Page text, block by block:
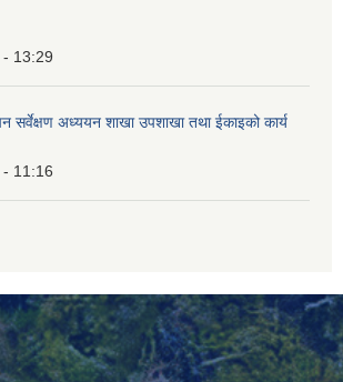
13:29
सर्वेक्षण अध्ययन शाखा उपशाखा तथा ईकाइको कार्य
11:16